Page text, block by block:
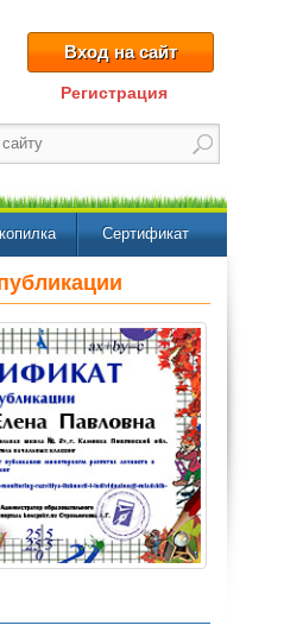
Вход на сайт
Регистрация
Сертификат